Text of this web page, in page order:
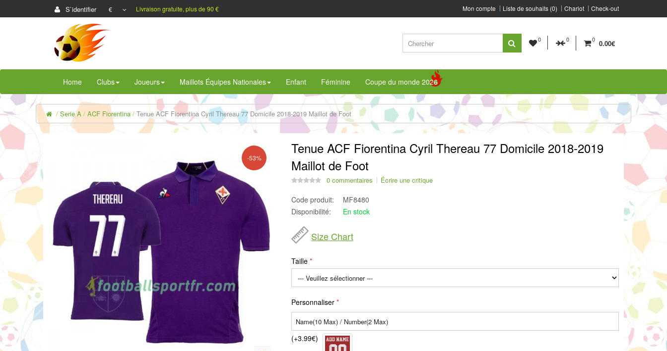
S`identifier € Livraison gratuite, plus de 90 € Mon compte Liste de souhaits (0) Chariot Check-out
0 0 0 0.00€
Home Clubs Joueurs Maillots Équipes Nationales Enfant Féminine Coupe du monde 2026
Serie A ACF Fiorentina Tenue ACF Fiorentina Cyril Thereau 77 Domicile 2018-2019 Maillot de Foot
-53%
Tenue ACF Fiorentina Cyril Thereau 77 Domicile 2018-2019
Maillot de Foot
0 commentaires Écrire une critique
Code produit:
MF8480
Disponibilité:
En stock
Size Chart
Taille
Personnaliser
(+3.99€)